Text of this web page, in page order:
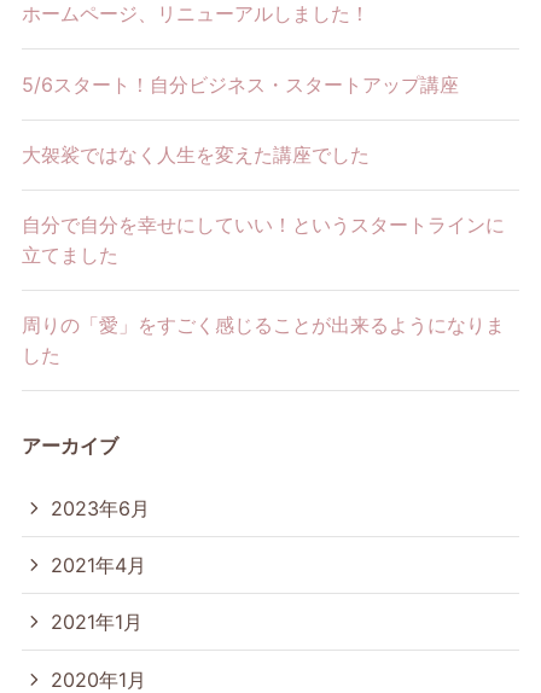
ホームページ、リニューアルしました！
5/6スタート！自分ビジネス・スタートアップ講座
大袈裟ではなく人生を変えた講座でした
自分で自分を幸せにしていい！というスタートラインに
立てました
周りの「愛」をすごく感じることが出来るようになりま
した
アーカイブ
2023年6月
2021年4月
2021年1月
2020年1月